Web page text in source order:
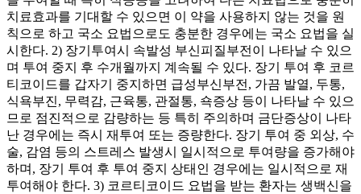
치료효과를 기대할 수 있으면 이 약을 사용하지 않는 것을 원
칙으로 하고 국소 요법으로도 충분한 경우에는 국소 요법을 실
시한다. 2) 장기투여시 속발성 부신피질부전이 나타날 수 있으
며 투여 중지 후 수개월까지 계속될 수 있다. 장기 투여 후 코르
티코이드를 갑자기 중지하면 급성부신부전, 가끔 발열, 두통,
식욕부진, 무력감, 근육통, 관절통, 쇽증상 등이 나타날 수 있으
므로 점진적으로 감량하는 등 특히 주의하며 금단증상이 나타
난 경우에는 즉시 재투여 또는 증량한다. 장기 투여 중 외상, 수
술, 감염 등의 스트레스 발생시 일시적으로 투여량을 증가해야
하며, 장기 투여 후 투여 중지 상태인 경우에는 일시적으로 재
투여해야 한다. 3) 코르티코이드 요법을 받는 환자는 생백신을